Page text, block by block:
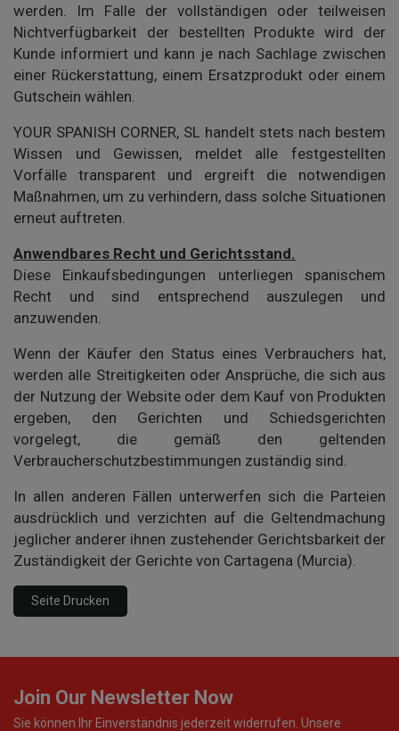
werden. Im Falle der vollständigen oder teilweisen
Nichtverfügbarkeit der bestellten Produkte wird der
Kunde informiert und kann je nach Sachlage zwischen
einer Rückerstattung, einem Ersatzprodukt oder einem
Gutschein wählen.
YOUR SPANISH CORNER, SL handelt stets nach bestem
Wissen und Gewissen, meldet alle festgestellten
Vorfälle transparent und ergreift die notwendigen
Maßnahmen, um zu verhindern, dass solche Situationen
erneut auftreten.
Anwendbares Recht und Gerichtsstand.
Diese Einkaufsbedingungen unterliegen spanischem
Recht und sind entsprechend auszulegen und
anzuwenden.
Wenn der Käufer den Status eines Verbrauchers hat,
werden alle Streitigkeiten oder Ansprüche, die sich aus
der Nutzung der Website oder dem Kauf von Produkten
ergeben, den Gerichten und Schiedsgerichten
vorgelegt, die gemäß den geltenden
Verbraucherschutzbestimmungen zuständig sind.
In allen anderen Fällen unterwerfen sich die Parteien
ausdrücklich und verzichten auf die Geltendmachung
jeglicher anderer ihnen zustehender Gerichtsbarkeit der
Zuständigkeit der Gerichte von Cartagena (Murcia).
Join Our Newsletter Now
Sie können Ihr Einverständnis jederzeit widerrufen. Unsere